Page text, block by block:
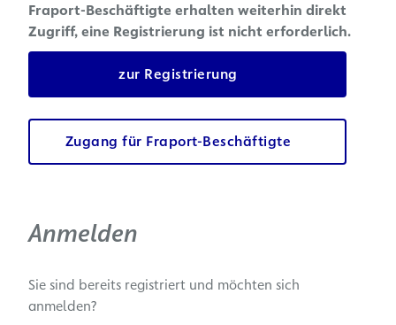
Fraport-Beschäftigte erhalten weiterhin direkt
Zugriff, eine Registrierung ist nicht erforderlich.
zur Registrierung
Zugang für Fraport-Beschäftigte
Anmelden
Sie sind bereits registriert und möchten sich
anmelden?